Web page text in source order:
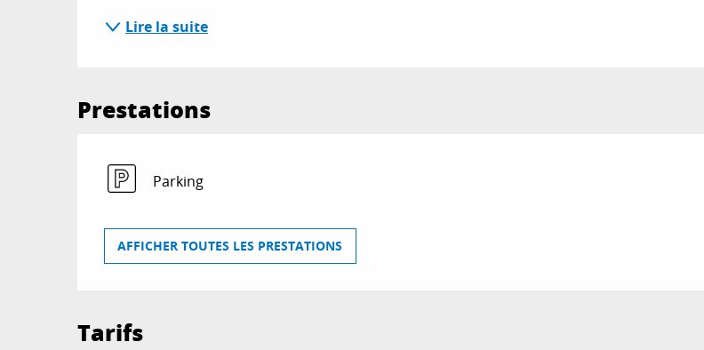
Lire la suite
Prestations
Parking
AFFICHER TOUTES LES PRESTATIONS
Tarifs